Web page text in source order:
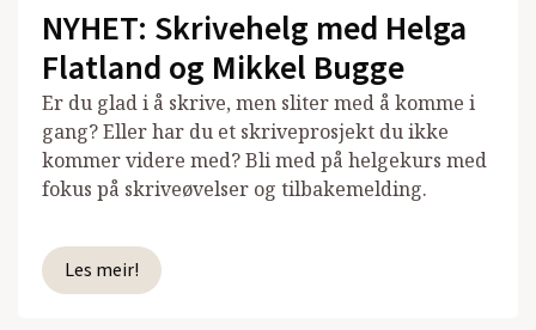
NYHET: Skrivehelg med Helga
Flatland og Mikkel Bugge
Er du glad i å skrive, men sliter med å komme i
gang? Eller har du et skriveprosjekt du ikke
kommer videre med? Bli med på helgekurs med
fokus på skriveøvelser og tilbakemelding.
Les meir!